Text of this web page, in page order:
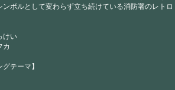
ボルとして変わらず立ち続けている消防署のレトロ
けい
カ
テーマ】